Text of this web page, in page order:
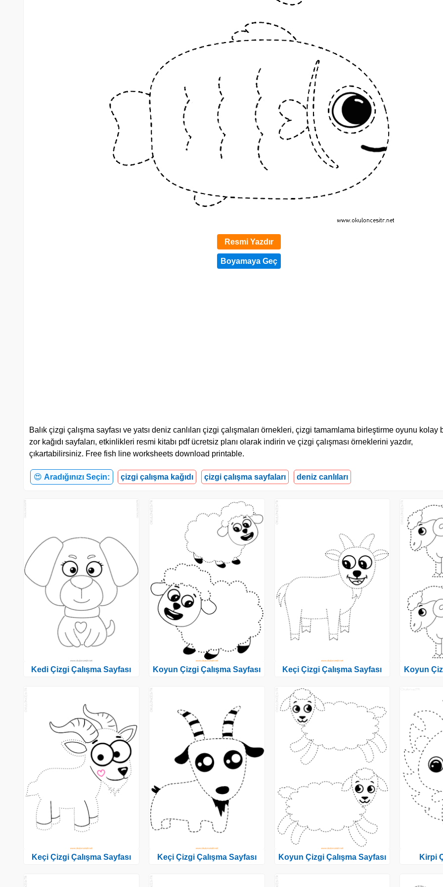
Resmi Yazdır
Balık çizgi çalışma sayfası ve yatsı deniz canlıları çizgi çalışmaları örnekleri, çizgi tamamlama birleştirme oyunu kolay
zor kağıdı sayfaları, etkinlikleri resmi kitabı pdf ücretsiz planı olarak indirin ve çizgi çalışması örneklerini yazdır,
çıkartabilirsiniz. Free fish line worksheets download printable.
😍 Aradığınızı Seçin: çizgi çalışma kağıdı çizgi çalışma sayfaları deniz canlıları
Kedi Çizgi Çalışma Sayfası
Keçi Çizgi Çalışma Sayfası
Koyun Çizgi Çalışma Sayfası
Keçi Çizgi Çalışma Sayfası
Keçi Çizgi Çalışma Sayfası
Koyun Çizgi Çalışma Sayfası
Koyun
Kirpi